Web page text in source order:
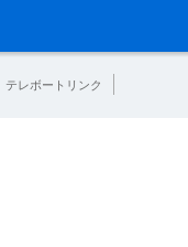
テレボートリンク